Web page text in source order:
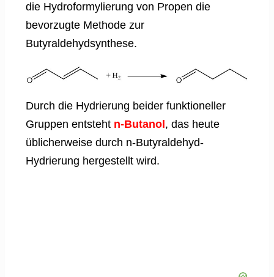
die Hydroformylierung von Propen die
bevorzugte Methode zur
Butyraldehydsynthese.
Durch die Hydrierung beider funktioneller
Gruppen entsteht n-Butanol, das heute
üblicherweise durch n-Butyraldehyd-
Hydrierung hergestellt wird.